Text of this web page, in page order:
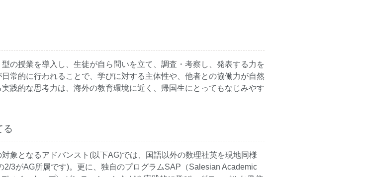
の授業を導入し、生徒が自ら問いを立て、調査・考察し、発表する力を
常的に行われることで、学びに対する主体性や、他者との協働力が自然
践的な思考力は、海外の教育環境に近く、帰国生にとってもなじみやす
る
象となるアドバンスト(以下AG)では、国語以外の数理社英を現地同様
3がAG所属です)。更に、独自のプログラムSAP（Salesian Academic